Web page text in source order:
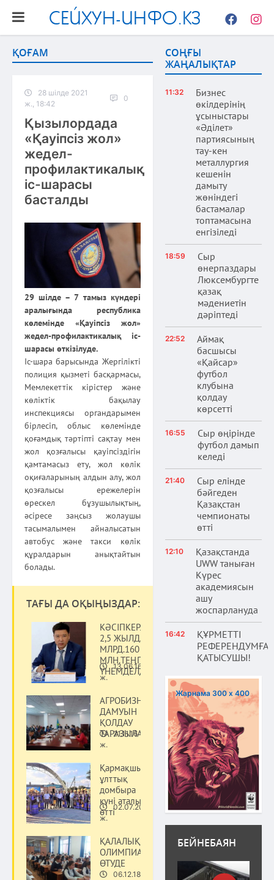
СЕЙХУН-ИНФО.КЗ
Facebook
ҚОҒАМ
28 шілде 2021
ж., 18:42
0
Қызылордада
«Қауіпсіз жол»
жедел-
профилактикалық
іс-шарасы
басталды
29 шілде – 7 тамыз күндері
аралығында республика
көлемінде «Қауіпсіз жол»
жедел-профилактикалық іс-
шарасы өткізілуде.
Іс-шара барысында Жергілікті
полиция қызметі басқармасы,
Мемлекеттік кірістер және
көліктік бақылау
инспекциясы органдарымен
бірлесіп, облыс көлемінде
қоғамдық тәртіпті сақтау мен
жол қозғалысы қауіпсіздігін
қамтамасыз ету, жол көлік
оқиғаларының алдын алу, жол
қозғалысы ережелерін
өрескел бұзушылықтың,
әсіресе заңсыз жолаушы
тасымалымен айналысатын
автобус және такси көлік
құралдарын анықтайтын
болады.
ТАҒЫ ДА ОҚЫҢЫЗДАР:
КӘСІПКЕРЛЕРДІҢ
2,5 ЖЫЛДА 1
МЛРД.160
МЛН.ТЕҢГЕ
ҮНЕМДЕЛДІ
13.06.16
ж.
АГРОБИЗНЕСТІҢ
ДАМУЫН
ҚОЛДАУ
ТАРАЗЫЛАНДЫ
21.11.16
ж.
Қоғам
Қармақшыда
ұлттық
домбыра
күні аталып
өтті02.07.20
ж.
Қоғам
ҚАЛАЛЫҚ
ОЛИМПИАДА
ӨТУДЕ
06.12.18
СОҢҒЫ
ЖАҢАЛЫҚТАР
11:32
Бизнес
өкілдерінің
ұсыныстары
«Әділет»
партиясының
тау-кен
металлургия
кешенін
дамыту
жөніндегі
бастамалар
топтамасына
енгізіледі
18:59
Сыр
өнерпаздары
Люксембургте
қазақ
мәдениетін
дәріптеді
22:52
Аймақ
басшысы
«Қайсар»
футбол
клубына
қолдау
көрсетті
16:55
Сыр өңірінде
футбол дамып
келеді
21:40
Сыр елінде
бәйгеден
Қазақстан
чемпионаты
өтті
12:10
Қазақстанда
UWW таныған
Күрес
академиясын
ашу
жоспарлануда
16:42
ҚҰРМЕТТІ
РЕФЕРЕНДУМҒА
ҚАТЫСУШЫ!
Жарнама 300 х 400
БЕЙНЕБАЯН